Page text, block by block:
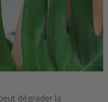
dégrader la